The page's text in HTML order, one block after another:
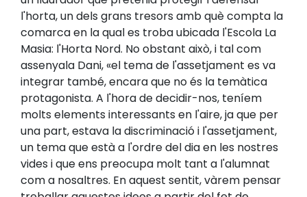
l'horta, un dels grans tresors amb què compta la
comarca en la qual es troba ubicada l'Escola La
Masia: l'Horta Nord. No obstant això, i tal com
assenyala Dani, «el tema de l'assetjament es va
integrar també, encara que no és la temàtica
protagonista. A l'hora de decidir-nos, teníem
molts elements interessants en l'aire, ja que per
una part, estava la discriminació i l'assetjament,
un tema que està a l'ordre del dia en les nostres
vides i que ens preocupa molt tant a l'alumnat
com a nosaltres. En aquest sentit, vàrem pensar